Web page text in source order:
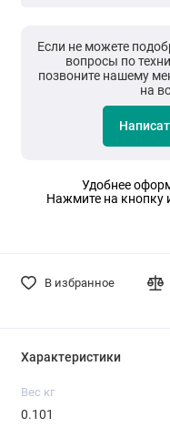
Если не можете
вопросы по
позвоните нашему
на
Удобнее
Нажмите на кнопку
В избранное
Характеристики
Вес кг
0.101